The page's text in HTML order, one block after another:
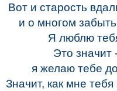
Вот и старость
и о многом
Я люблю
Это значит
я желаю тебе
Значит, как мне тебя